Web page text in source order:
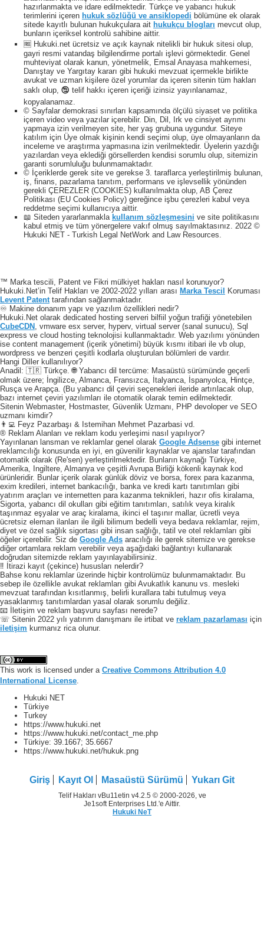
hazırlanmakta ve idare edilmektedir. Türkçe ve yabancı hukuk
terimlerini içeren hukuk sözlüğü ve ansiklopedi bölümüne ek olarak
sitede kayıtlı bulunan hukukçulara ait hukukçu blogları mevcut olup,
bunların içeriksel kontrolü sahibine aittir.
🆓 Hukuki.net ücretsiz ve açık kaynak nitelikli bir hukuk sitesi olup,
gayri resmi vatandaş bilgilendirme portalı işlevi görmektedir. Genel
muhteviyat olarak kanun, yönetmelik, Emsal Anayasa mahkemesi,
Danıştay ve Yargıtay kararı gibi hukuki mevzuat içermekle birlikte
avukat ve uzman kişilere özel yorumlar da içeren sitenin tüm hakları
saklı olup, 🕲 telif hakkı içeren içeriği izinsiz yayınlanamaz,
kopyalanamaz.
© Sayfalar demokrasi sınırları kapsamında ölçülü siyaset ve politika
içeren video veya yazılar içerebilir. Din, Dil, Irk ve cinsiyet ayrımı
yapmaya izin verilmeyen site, her yaş grubuna uygundur. Siteye
katılım için Üye olmak kişinin kendi seçimi olup, üye olmayanların da
inceleme ve araştırma yapmasına izin verilmektedir. Üyelerin yazdığı
yazılardan veya eklediği görsellerden kendisi sorumlu olup, sitemizin
garanti sorumluluğu bulunmamaktadır.
© İçeriklerde gerek site ve gerekse 3. taraflarca yerleştirilmiş bulunan,
iş, finans, pazarlama tanıtım, performans ve işlevsellik yönünden
gerekli ÇEREZLER (COOKIES) kullanılmakta olup, AB Çerez
Politikası (EU Cookies Policy) gereğince işbu çerezleri kabul veya
reddetme seçimi kullanıcıya aittir.
📖 Siteden yararlanmakla kullanım sözleşmesini ve site politikasını
kabul etmiş ve tüm yönergelere vakıf olmuş sayılmaktasınız. 2022 ©
Hukuki NET - Turkish Legal NetWork and Law Resources.
™ Marka tescili, Patent ve Fikri mülkiyet hakları nasıl korunuyor?
Hukuki.Net’in Telif Hakları ve 2002-2022 yılları arası Marka Tescil
Koruması
Levent Patent tarafından sağlanmaktadır.
♾️ Makine donanım yapı ve yazılım özellikleri nedir?
Hukuki.Net olarak dedicated hosting serveri bilfiil yoğun trafiği yönetebilen
CubeCDN
, vmware esx server, hyperv, virtual server (sanal sunucu), Sql
express ve cloud hosting teknolojisi kullanmaktadır. Web yazılımı yönünden
ise content management (içerik yönetimi) büyük kısmı itibari ile vb olup,
wordpress ve benzeri çeşitli kodlarla oluşturulan bölümleri de vardır.
Hangi Diller kullanılıyor?
Anadil: 🇹🇷 Türkçe. 🌐 Yabancı dil tercüme: Masaüstü sürümünde geçerli
olmak üzere; İngilizce, Almanca, Fransızca, İtalyanca, İspanyolca, Hintçe,
Rusça ve Arapça. (Bu yabancı dil çeviri seçenekleri ileride artırılacak olup,
bazı internet çeviri yazılımları ile otomatik olarak temin edilmektedir.
Sitenin Webmaster, Hostmaster, Güvenlik Uzmanı, PHP devoloper ve SEO
uzmanı kimdir?
👨‍💻 Feyz Pazarbaşı & Istemihan Mehmet Pazarbasi vd.
® Reklam Alanları ve reklam kodu yerleşimi nasıl yapılıyor?
Yayınlanan lansman ve reklamlar genel olarak Google Adsense gibi internet
reklamcılığı konusunda en iyi, en güvenilir kaynaklar ve ajanslar tarafından
otomatik olarak (Re'sen) yerleştirilmektedir. Bunların kaynağı Türkiye,
Amerika, Ingiltere, Almanya ve çeşitli Avrupa Birliği kökenli kaynak kod
ürünleridir. Bunlar içerik olarak günlük döviz ve borsa, forex para kazanma,
exim kredileri, internet bankacılığı, banka ve kredi kartı tanıtımları gibi
yatırım araçları ve internetten para kazanma teknikleri, hazır ofis kiralama,
Sigorta, yabancı dil okulları gibi eğitim tanıtımları, satılık veya kiralık
taşınmaz eşyalar ve araç kiralama, ikinci el taşınır mallar, ücretli veya
ücretsiz eleman ilanları ile ilgili bilimum bedelli veya bedava reklamlar, rejim,
diyet ve özel sağlık sigortası gibi insan sağlığı, tatil ve otel reklamları gibi
öğeler içerebilir. Siz de Google Ads aracılığı ile gerek sitemize ve gerekse
diğer ortamlara reklam verebilir veya aşağıdaki bağlantıyı kullanarak
doğrudan sitemizde reklam yayınlayabilirsiniz.
‼️ İtirazi kayıt (çekince) hususları nelerdir?
Bahse konu reklamlar üzerinde hiçbir kontrolümüz bulunmamaktadır. Bu
sebep ile özellikle avukat reklamları gibi Avukatlık kanunu vs. mesleki
mevzuat tarafından kısıtlanmış, belirli kurallara tabi tutulmuş veya
yasaklanmış tanıtımlardan yasal olarak sorumlu değiliz.
📧 İletişim ve reklam başvuru sayfası nerede?
☏ Sitenin 2022 yılı yatırım danışmanı ile irtibat ve reklam pazarlaması için
iletişim kurmanız rica olunur.
This work is licensed under a Creative Commons Attribution 4.0
International License.
Hukuki NET
Türkiye
Turkey
https://www.hukuki.net
https://www.hukuki.net/contact_me.php
Türkiye: 39.1667; 35.6667
https://www.hukuki.net/hukuk.png
Giriş Kayıt Ol Masaüstü Sürümü Yukarı Git
Telif Hakları vBu11etin v4.2.5 © 2000-2026, ve
Je1soft Enterprises Ltd.'e Aittir.
Hukuki NeT